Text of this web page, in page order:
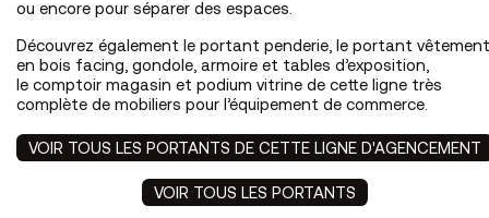
ou encore pour séparer des espaces.
Découvrez également le portant penderie, le portant vêtement
en bois facing, gondole, armoire et tables d’exposition,
le comptoir magasin et podium vitrine de cette ligne très
complète de mobiliers pour l’équipement de commerce.
VOIR TOUS LES PORTANTS DE CETTE LIGNE D'AGENCEMENT
VOIR TOUS LES PORTANTS